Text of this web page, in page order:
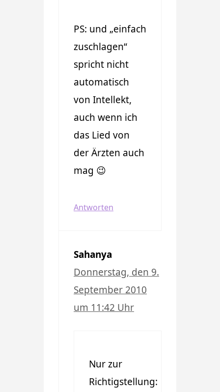
PS: und „einfach
zuschlagen“
spricht nicht
automatisch
von Intellekt,
auch wenn ich
das Lied von
der Ärzten auch
mag 😉
Antworten
Sahanya
Donnerstag, den 9.
September 2010
um 11:42 Uhr
Nur zur
Richtigstellung: